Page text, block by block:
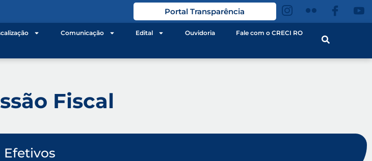
Portal Transparência
Comunicação Edital Ouvidoria Fale com o CRECI RO
Fiscal
Efetivos